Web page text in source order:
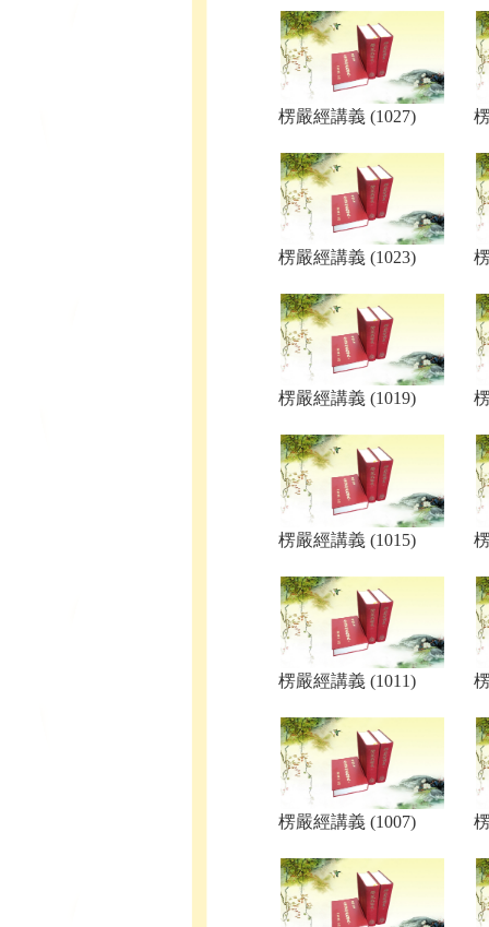
楞嚴經講義 (1027)
楞嚴經講義 (1023)
楞嚴經講義 (1019)
楞嚴經講義 (1015)
楞嚴經講義 (1011)
楞嚴經講義 (1007)